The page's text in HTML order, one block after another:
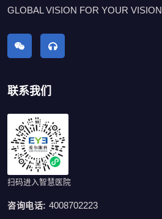
GLOBAL VISION FOR YOUR VISION
联系我们
扫码进入智慧医院
咨询电话: 4008702223